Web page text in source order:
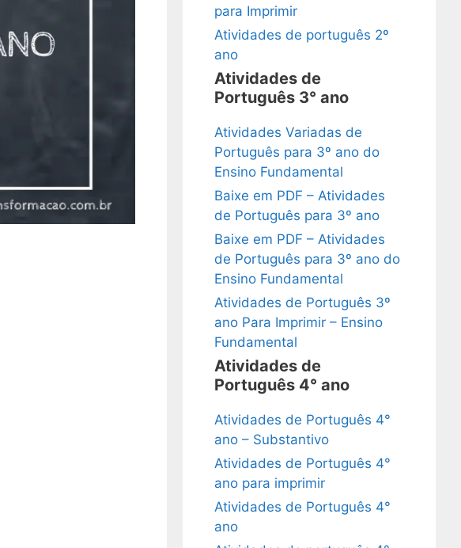
para Imprimir
Atividades de português 2º
ano
Atividades de
Português 3° ano
Atividades Variadas de
Português para 3º ano do
Ensino Fundamental
Baixe em PDF – Atividades
de Português para 3º ano
Baixe em PDF – Atividades
de Português para 3º ano do
Ensino Fundamental
Atividades de Português 3º
ano Para Imprimir – Ensino
Fundamental
Atividades de
Português 4° ano
Atividades de Português 4°
ano – Substantivo
Atividades de Português 4°
ano para imprimir
Atividades de Português 4°
ano